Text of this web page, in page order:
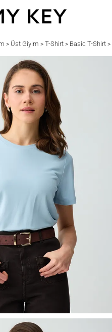
> Üst Giyim > T-Shirt > Basic T-Shirt >